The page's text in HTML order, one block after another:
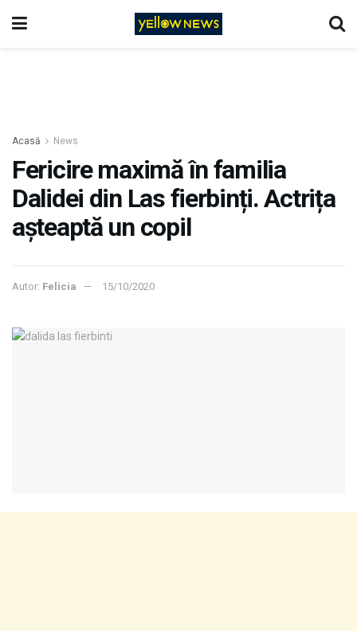
Acasă News
Fericire maximă în familia
Dalidei din Las fierbinți. Actrița
așteaptă un copil
Autor: Felicia 15/10/2020